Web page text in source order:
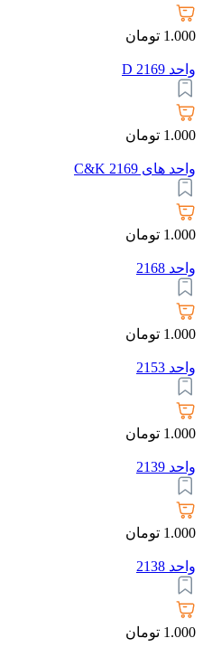
1.000 تومان
واحد 2169 D
1.000 تومان
واحد های 2169 C&K
1.000 تومان
واحد 2168
1.000 تومان
واحد 2153
1.000 تومان
واحد 2139
1.000 تومان
واحد 2138
1.000 تومان